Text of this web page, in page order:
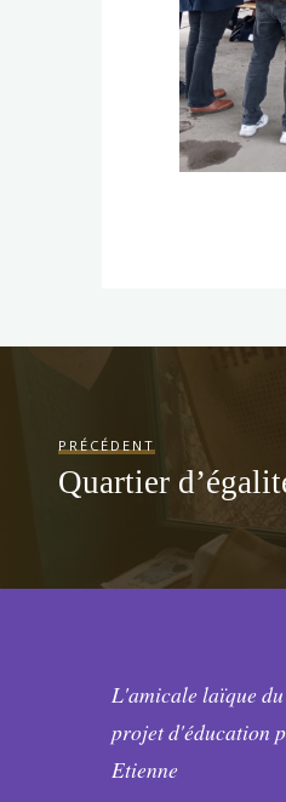
PRÉCÉDENT
Quartier
L'amicale laïque
projet d'éducation
Etienne